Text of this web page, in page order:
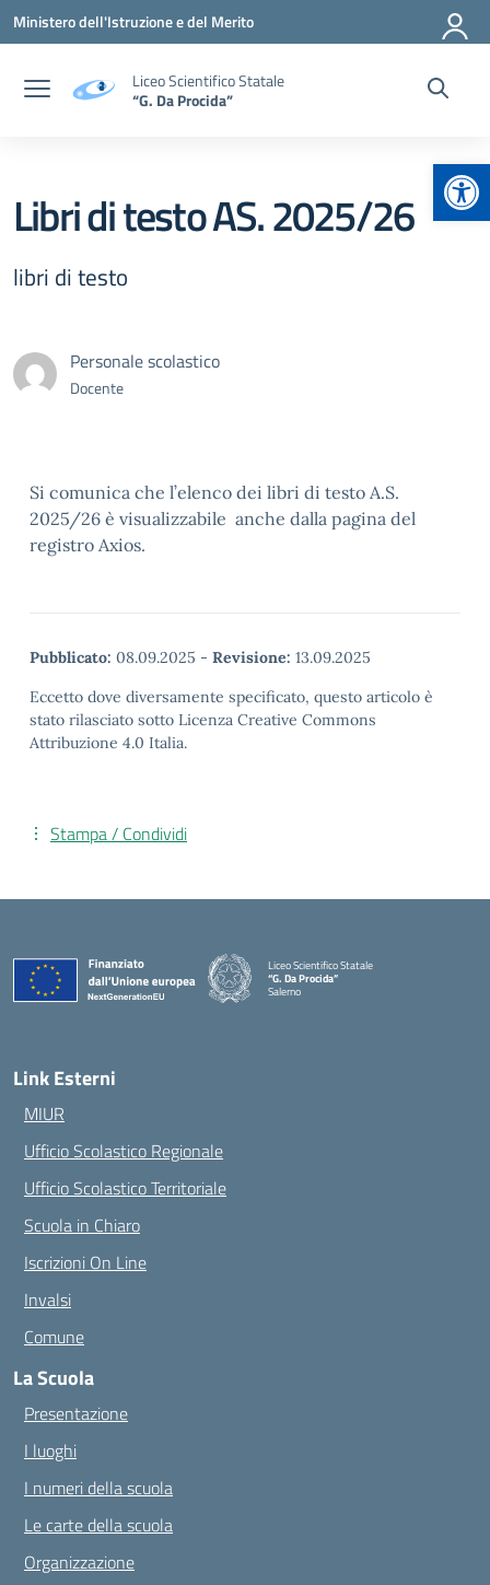
Vai ai contenuti
Vai al menu di navigazione
Vai al footer
Ministero dell'Istruzione e del Merito
Liceo Scientifico Statale
“G. Da Procida”
Libri di testo AS. 2025/26
libri di testo
Personale scolastico
Docente
Si comunica che l’elenco dei libri di testo A.S.
2025/26 è visualizzabile anche dalla pagina del
registro Axios.
Pubblicato: 08.09.2025 - Revisione: 13.09.2025
Eccetto dove diversamente specificato, questo articolo è
stato rilasciato sotto Licenza Creative Commons
Attribuzione 4.0 Italia.
Stampa / Condividi
Liceo Scientifico Statale
“G. Da Procida”
Salerno
Link Esterni
MIUR
Ufficio Scolastico Regionale
Ufficio Scolastico Territoriale
Scuola in Chiaro
Iscrizioni On Line
Invalsi
Comune
La Scuola
Presentazione
I luoghi
I numeri della scuola
Le carte della scuola
Organizzazione